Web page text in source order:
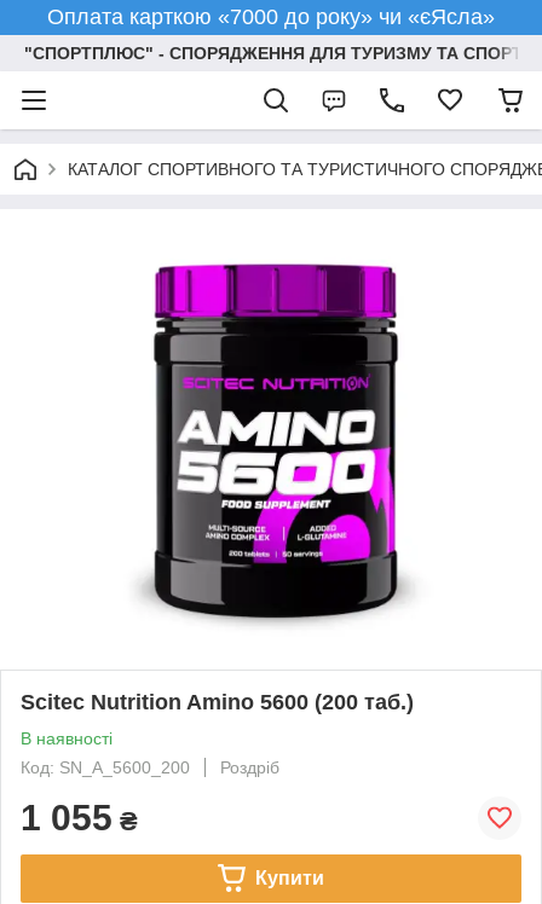
Оплата карткою «7000 до року» чи «єЯсла»
"СПОРТПЛЮС" - СПОРЯДЖЕННЯ ДЛЯ ТУРИЗМУ ТА СПОРТУ
КАТАЛОГ СПОРТИВНОГО ТА ТУРИСТИЧНОГО
Scitec Nutrition Amino 5600 (200 таб.)
В наявності
Код: SN_A_5600_200
Роздріб
1 055 ₴
Купити